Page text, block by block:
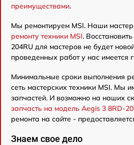
преимуществами.
Мы ремонтируем MSI. Наши
ремонту техники MSI.
204RU для мастеров не будет
проведенных работ у нас имеется
Минимальные сроки выполнения
сеть мастерских техники MSI. Мы
запчастей. И возможно на наших
запчасть на модель Aegis 3 8RD-
ремонта на сайте -
Знаем свое дело